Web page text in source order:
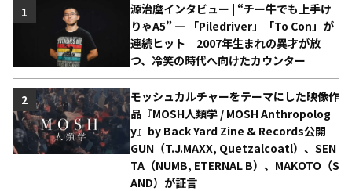
源治麿インタビュー | “チー牛でも上手け
りゃA5” ― 「Piledriver」「To Con」が
連続ヒット 2007年生まれの異才が放
つ、冷笑の時代へ向けたカウンター
1
モッシュカルチャーをテーマにした映像作
品『MOSH人類学 / MOSH Anthropolog
y』by Back Yard Zine & Records公開
GUN（T.J.MAXX, Quetzalcoatl）、SEN
TA（NUMB, ETERNAL B）、MAKOTO（S
AND）が証言
2